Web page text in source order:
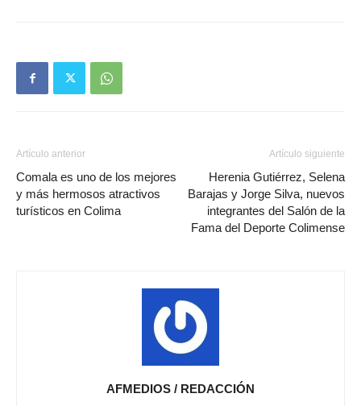
Artículo anterior
Comala es uno de los mejores
y más hermosos atractivos
turísticos en Colima
Artículo siguiente
Herenia Gutiérrez, Selena
Barajas y Jorge Silva, nuevos
integrantes del Salón de la
Fama del Deporte Colimense
AFMEDIOS / REDACCIÓN